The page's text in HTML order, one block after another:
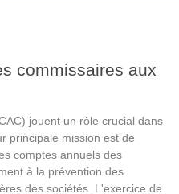
commissaires aux
jouent un rôle crucial dans
principale mission est de
comptes annuels des
à la prévention des
des sociétés. L'exercice de